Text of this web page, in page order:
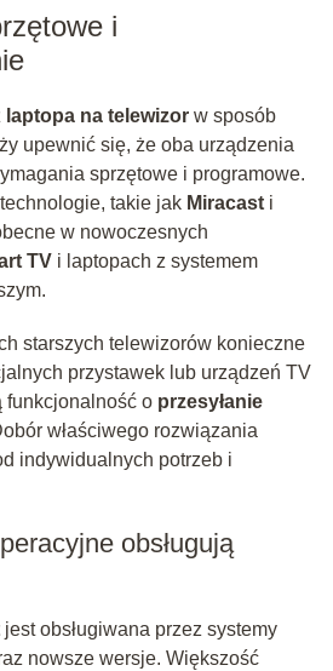
i
laptopa na telewizorw sposób
upewnić się, że oba urządzenia
sprzętowe i programowe.
takie jak Miracasti
w nowoczesnych
TVi laptopach z systemem
starszych telewizorów konieczne
przystawek lub urządzeń TV
funkcjonalność o przesyłanie
właściwego rozwiązania
indywidualnych potrzeb i
obsługują
jest obsługiwana przez systemy
nowsze wersje. Większość